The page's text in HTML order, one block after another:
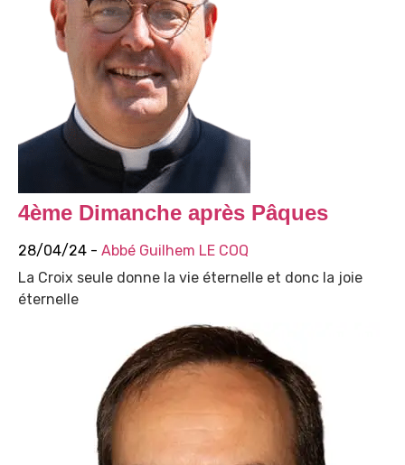
4ème Dimanche après Pâques
28/04/24 - Abbé Guilhem LE COQ
La Croix seule donne la vie éternelle et donc la joie
éternelle